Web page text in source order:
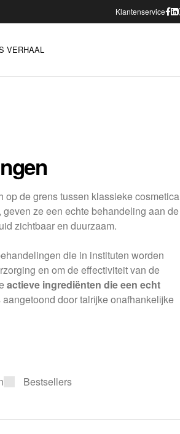
Klantenservice
VERHAAL
de grens tussen klassieke cosmetica
ze een echte behandeling aan de
zichtbaar en duurzaam.
die in instituten worden
en om de effectiviteit van de
actieve ingrediënten die een echt
door talrijke onafhankelijke
Bestsellers